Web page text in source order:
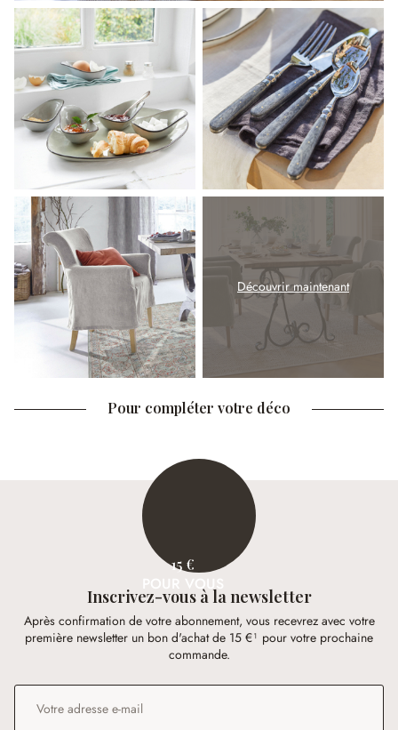
Découvrir maintenant
Pour compléter votre déco
15 €
POUR VOUS
Inscrivez-vous à la newsletter
Après confirmation de votre abonnement, vous recevrez avec votre
première newsletter un bon d'achat de 15 €¹ pour votre prochaine
commande.
Adresse e-mail*